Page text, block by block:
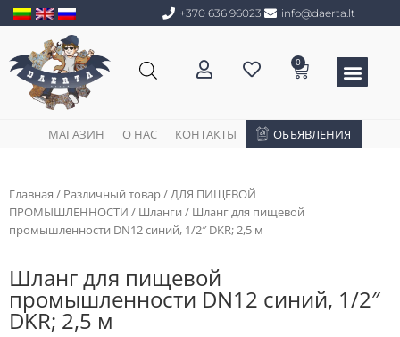
+370 636 96023 info@daerta.lt
0
МАГАЗИН О НАС КОНТАКТЫ OБЪЯВЛЕНИЯ
Главная / Различный товар/ ДЛЯ ПИЩЕВОЙ
ПРОМЫШЛЕННОСТИ / Шланги / Шланг для пищевой
промышленности DN12 синий, 1/2″ DKR; 2,5 м
Шланг для пищевой
промышленности DN12 синий, 1/2″
DKR; 2,5 м